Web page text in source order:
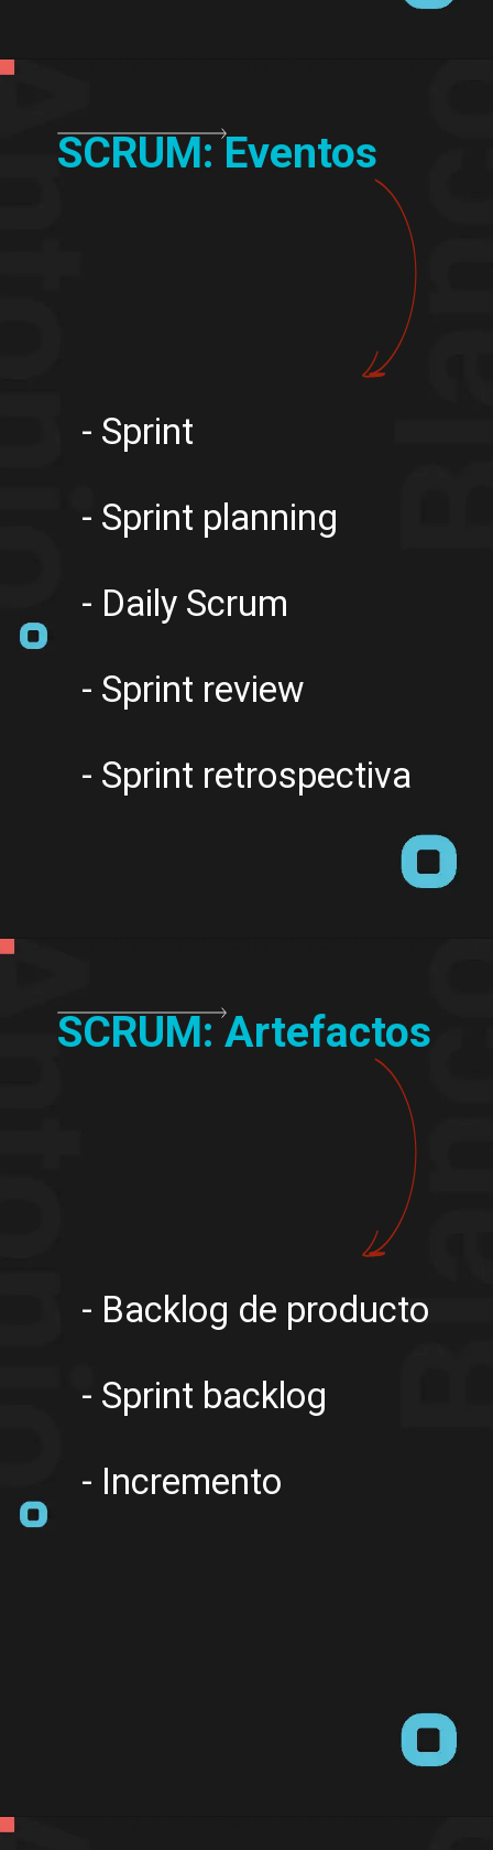
SCRUM: Eventos
- Sprint
- Sprint planning
- Daily Scrum
- Sprint review
- Sprint retrospectiva
SCRUM: Artefactos
- Backlog de producto
- Sprint backlog
- Incremento